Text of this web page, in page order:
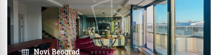
Novi Beograd